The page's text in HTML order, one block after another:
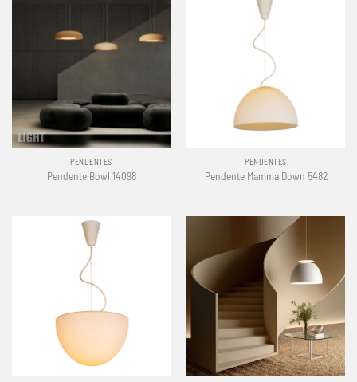
PENDENTES
Pendente Bowl 14098
PENDENTES
Pendente Mamma Down 5482